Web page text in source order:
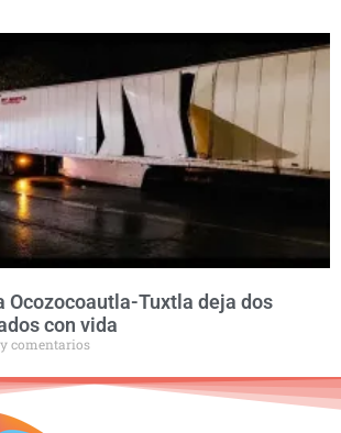
Ocozocoautla-Tuxtla deja dos
con vida
comentarios